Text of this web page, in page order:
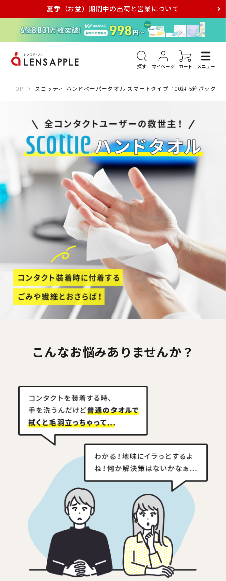
夏季（お盆）期間中の出荷と営業について
探す マイページ カート メニュー
アキュビュー メダリスト メガネ
TOP スコッティ ハンドペーパータオル スマートタイプ 100組 5箱パック
こんなお悩みありませんか？